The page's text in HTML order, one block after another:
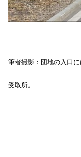
筆者撮影：団地の入口
受取所。